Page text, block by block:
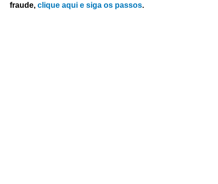
fraude, clique aqui e siga os passos.